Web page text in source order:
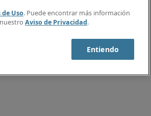
de Uso. Puede encontrar más información
Aviso de Privacidad.
Entiendo